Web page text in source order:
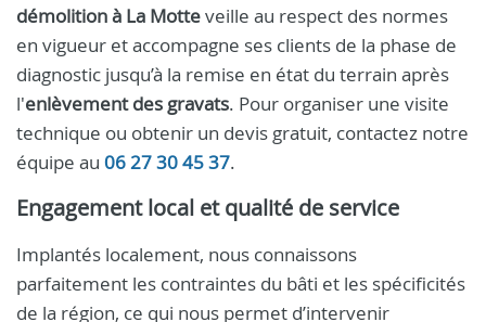
démolition à La Motteveille au respect des normes
en vigueur et accompagne ses clients de la phase de
diagnostic jusqu’à la remise en état du terrain après
l'enlèvement des gravats. Pour organiser une visite
technique ou obtenir un devis gratuit, contactez notre
équipe au 06 27 30 45 37.
Engagement local et qualité de service
Implantés localement, nous connaissons
parfaitement les contraintes du bâti et les spécificités
de la région, ce qui nous permet d’intervenir